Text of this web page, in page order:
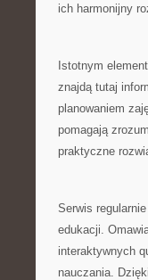
ich harmonijny
Istotnym
znajdą tutaj
planowaniem
pomagają
praktyczne
Serwis
edukacji.
interaktywnych
nauczania.